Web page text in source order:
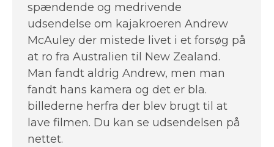
spændende og medrivende
udsendelse om kajakroeren Andrew
McAuley der mistede livet i et forsøg på
at ro fra Australien til New Zealand.
Man fandt aldrig Andrew, men man
fandt hans kamera og det er bla.
billederne herfra der blev brugt til at
lave filmen. Du kan se udsendelsen på
nettet.